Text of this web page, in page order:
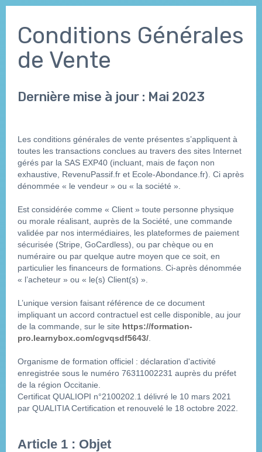
Conditions Générales
de Vente
Dernière mise à jour : Mai 2023
Les conditions générales de vente présentes s’appliquent à
toutes les transactions conclues au travers des sites Internet
gérés par la SAS EXP40 (incluant, mais de façon non
exhaustive, RevenuPassif.fr et Ecole-Abondance.fr). Ci après
dénommée « le vendeur » ou « la société ».
Est considérée comme « Client » toute personne physique
ou morale réalisant, auprès de la Société, une commande
validée par nos intermédiaires, les plateformes de paiement
sécurisée (Stripe, GoCardless), ou par chèque ou en
numéraire ou par quelque autre moyen que ce soit, en
particulier les financeurs de formations. Ci-après dénommée
« l’acheteur » ou « le(s) Client(s) ».
L’unique version faisant référence de ce document
impliquant un accord contractuel est celle disponible, au jour
de la commande, sur le site https://formation-
pro.learnybox.com/cgvqsdf5643/
Organisme de formation officiel : déclaration d'activité
enregistrée sous le numéro 76311002231 auprès du préfet
de la région Occitanie.
Certificat QUALIOPI n°2100202.1 délivré le 10 mars 2021
par QUALITIA Certification et renouvelé le 18 octobre 2022.
Article 1 : Objet